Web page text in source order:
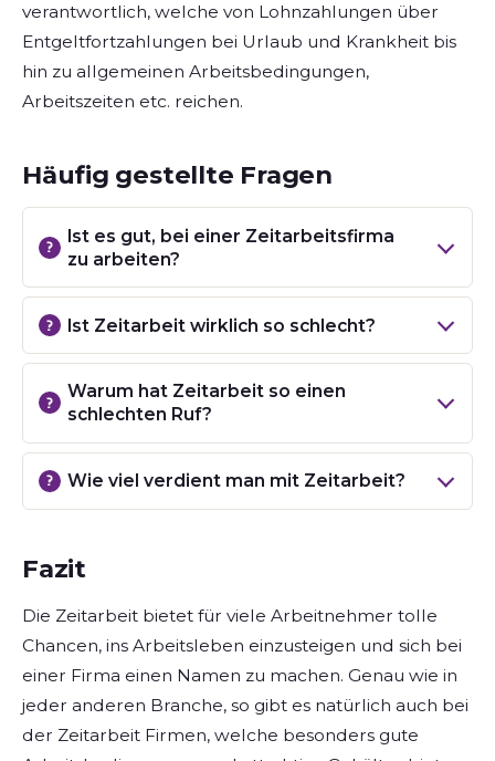
verantwortlich, welche von Lohnzahlungen über
Entgeltfortzahlungen bei Urlaub und Krankheit bis
hin zu allgemeinen Arbeitsbedingungen,
Arbeitszeiten etc. reichen.
Häufig gestellte Fragen
Ist es gut, bei einer Zeitarbeitsfirma
zu arbeiten?
Ist Zeitarbeit wirklich so schlecht?
Warum hat Zeitarbeit so einen
schlechten Ruf?
Wie viel verdient man mit Zeitarbeit?
Fazit
Die Zeitarbeit bietet für viele Arbeitnehmer tolle
Chancen, ins Arbeitsleben einzusteigen und sich bei
einer Firma einen Namen zu machen. Genau wie in
jeder anderen Branche, so gibt es natürlich auch bei
der Zeitarbeit Firmen, welche besonders gute